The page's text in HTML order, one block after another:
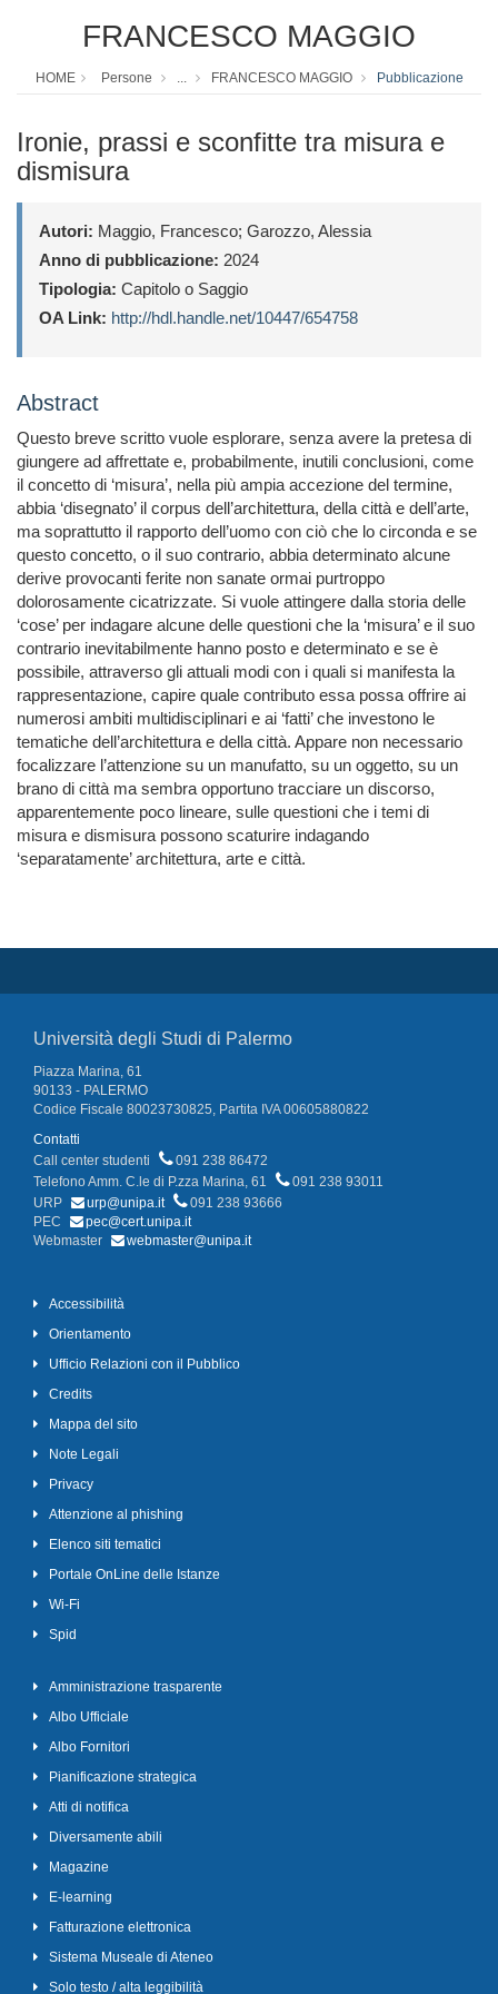
FRANCESCO MAGGIO
HOME Persone ... FRANCESCO MAGGIO Pubblicazione
Ironie, prassi e sconfitte tra misura e
dismisura
Autori: Maggio, Francesco; Garozzo, Alessia
Anno di pubblicazione: 2024
Tipologia: Capitolo o Saggio
OA Link: http://hdl.handle.net/10447/654758
Abstract
Questo breve scritto vuole esplorare, senza avere la pretesa di
giungere ad affrettate e, probabilmente, inutili conclusioni, come
il concetto di ‘misura’, nella più ampia accezione del termine,
abbia ‘disegnato’ il corpus dell’architettura, della città e dell’arte,
ma soprattutto il rapporto dell’uomo con ciò che lo circonda e se
questo concetto, o il suo contrario, abbia determinato alcune
derive provocanti ferite non sanate ormai purtroppo
dolorosamente cicatrizzate. Si vuole attingere dalla storia delle
‘cose’ per indagare alcune delle questioni che la ‘misura’ e il suo
contrario inevitabilmente hanno posto e determinato e se è
possibile, attraverso gli attuali modi con i quali si manifesta la
rappresentazione, capire quale contributo essa possa offrire ai
numerosi ambiti multidisciplinari e ai ‘fatti’ che investono le
tematiche dell’architettura e della città. Appare non necessario
focalizzare l’attenzione su un manufatto, su un oggetto, su un
brano di città ma sembra opportuno tracciare un discorso,
apparentemente poco lineare, sulle questioni che i temi di
misura e dismisura possono scaturire indagando
‘separatamente’ architettura, arte e città.
Università degli Studi di Palermo
Piazza Marina, 61
90133 - PALERMO
Codice Fiscale 80023730825, Partita IVA 00605880822
Contatti
Call center studenti
091 238 86472
Telefono Amm. C.le di P.zza Marina, 61
091 238 93011
URP
urp@unipa.it
091 238 93666
PEC
pec@cert.unipa.it
Webmaster
webmaster@unipa.it
Accessibilità
Orientamento
Ufficio Relazioni con il Pubblico
Credits
Mappa del sito
Note Legali
Privacy
Attenzione al phishing
Elenco siti tematici
Portale OnLine delle Istanze
Wi-Fi
Spid
Amministrazione trasparente
Albo Ufficiale
Albo Fornitori
Pianificazione strategica
Atti di notifica
Diversamente abili
Magazine
E-learning
Fatturazione elettronica
Sistema Museale di Ateneo
Solo testo / alta leggibilità